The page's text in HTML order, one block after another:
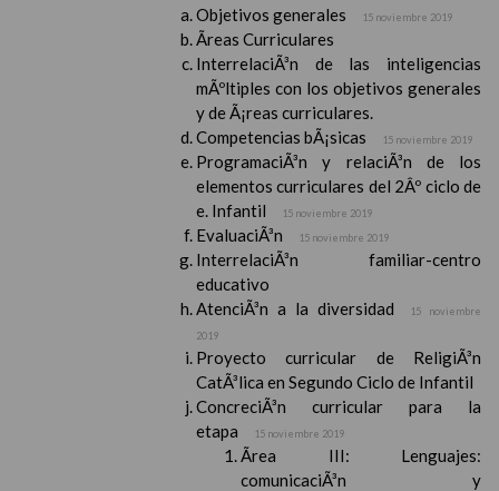
Objetivos generales 15 noviembre 2019
Ãreas Curriculares
InterrelaciÃ³n de las inteligencias
mÃºltiples con los objetivos generales
y de Ã¡reas curriculares.
Competencias bÃ¡sicas
15 noviembre 2019
ProgramaciÃ³n y relaciÃ³n de los
elementos curriculares del 2Âº ciclo de
e. Infantil
15 noviembre 2019
EvaluaciÃ³n 15 noviembre 2019
InterrelaciÃ³n familiar-centro
educativo
AtenciÃ³n a la diversidad
15 noviembre
2019
Proyecto curricular de ReligiÃ³n
CatÃ³lica en Segundo Ciclo de Infantil
ConcreciÃ³n curricular para la
etapa
15 noviembre 2019
Ãrea III: Lenguajes:
comunicaciÃ³n y